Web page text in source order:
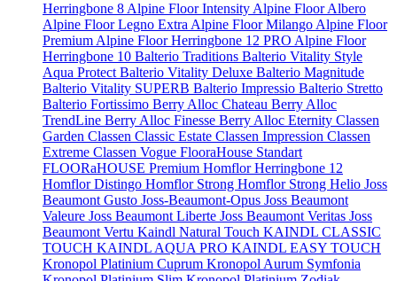
Herringbone 8 Alpine Floor Intensity Alpine Floor Albero
Alpine Floor Legno Extra Alpine Floor Milango Alpine Floor
Premium Alpine Floor Herringbone 12 PRO Alpine Floor
Herringbone 10 Balterio Traditions Balterio Vitality Style
Aqua Protect Balterio Vitality Deluxe Balterio Magnitude
Balterio Vitality SUPERB Balterio Impressio Balterio Stretto
Balterio Fortissimo Berry Alloc Chateau Berry Alloc
TrendLine Berry Alloc Finesse Berry Alloc Eternity Classen
Garden Classen Classic Estate Classen Impression Classen
Extreme Classen Vogue FlooraHouse Standart
FLOORaHOUSE Premium Homflor Herringbone 12
Homflor Distingo Homflor Strong Homflor Strong Helio Joss
Beaumont Gusto Joss-Beaumont-Opus Joss Beaumont
Valeure Joss Beaumont Liberte Joss Beaumont Veritas Joss
Beaumont Vertu Kaindl Natural Touch KAINDL CLASSIC
TOUCH KAINDL AQUA PRO KAINDL EASY TOUCH
Kronopol Platinium Cuprum Kronopol Aurum Symfonia